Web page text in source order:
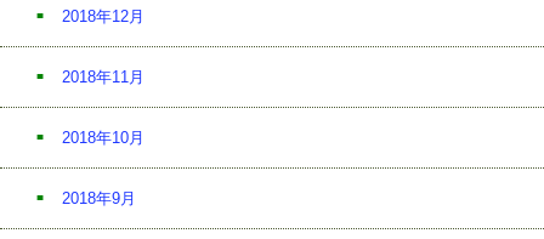
2018年12月
2018年11月
2018年10月
2018年9月